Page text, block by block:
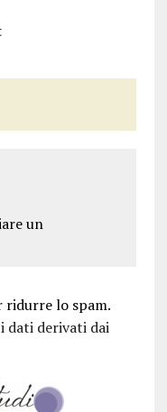
un
ridurre lo spam.
dati derivati dai